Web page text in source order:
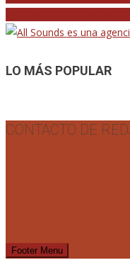
de
entradas
LO MÁS POPULAR
CONTACTO DE
Footer Menu